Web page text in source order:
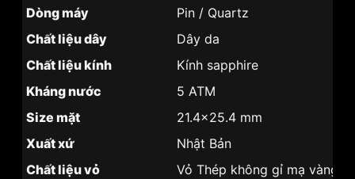
Dòng máy
Pin / Quartz
Chất liệu dây
Dây da
Chất liệu kính
Kính sapphire
Kháng nước
5 ATM
Size mặt
21.4x25.4 mm
Xuất xứ
Nhật Bản
Chất liệu vỏ
Vỏ Thép không gỉ mạ vàng